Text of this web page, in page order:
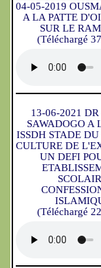
04-05-2019
A LA PATTE
SUR LE
(Téléchargé
13-06-2021
SAWADOGO A
ISSDH STADE
CULTURE DE
UN DEFI
(Téléchargé